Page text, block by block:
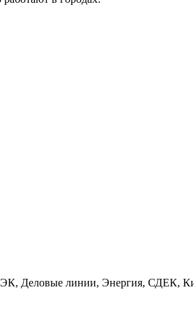
Деловые линии, Энергия, СДЕК,